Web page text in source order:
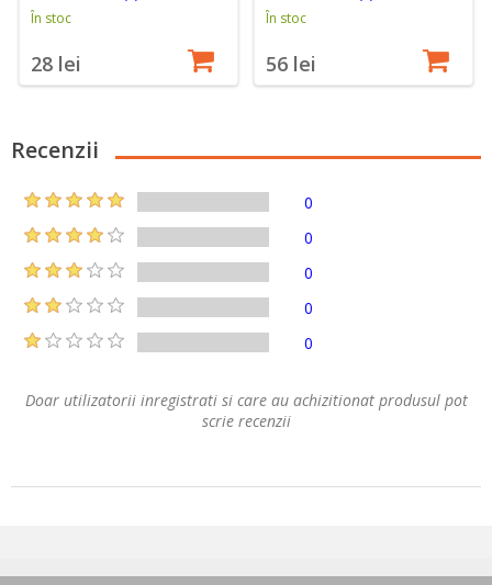
În stoc
28 lei
În stoc
56 lei
Recenzii
0
0
0
0
0
Doar utilizatorii inregistrati si care au achizitionat produsul pot
scrie recenzii